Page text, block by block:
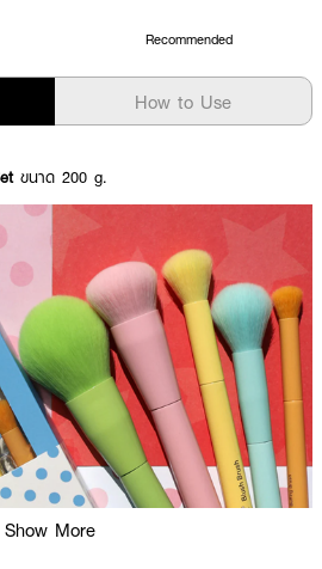
Recommended
How to Use
ขนาด 200 g.
Show More